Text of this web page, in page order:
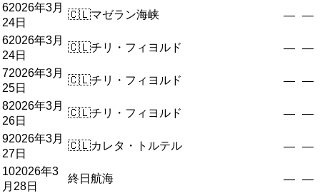
62026年3月
24日
🇨🇱マゼラン海峡 — —
62026年3月
24日
🇨🇱チリ・フィヨルド — —
72026年3月
25日
🇨🇱チリ・フィヨルド — —
82026年3月
26日
🇨🇱チリ・フィヨルド — —
92026年3月
27日
🇨🇱カレタ・トルテル — —
102026年3
月28日
終日航海 — —